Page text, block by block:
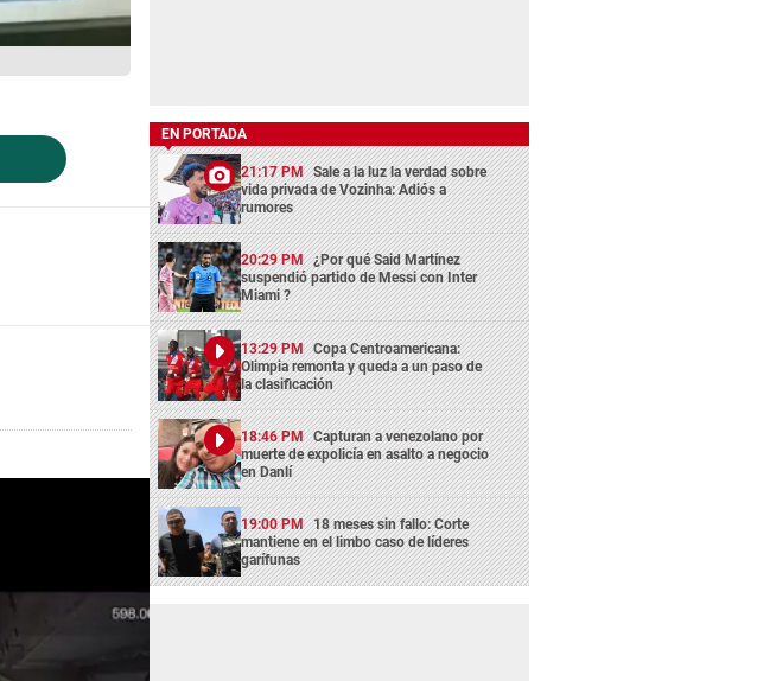
EN PORTADA
21:17 PM Sale a la luz la verdad sobre
vida privada de Vozinha: Adiós a
rumores
20:29 PM ¿Por qué Said Martínez
suspendió partido de Messi con Inter
Miami ?
13:29 PM Copa Centroamericana:
Olimpia remonta y queda a un paso de
la clasificación
18:46 PM Capturan a venezolano por
muerte de expolicía en asalto a negocio
en Danlí
19:00 PM 18 meses sin fallo: Corte
mantiene en el limbo caso de líderes
garífunas